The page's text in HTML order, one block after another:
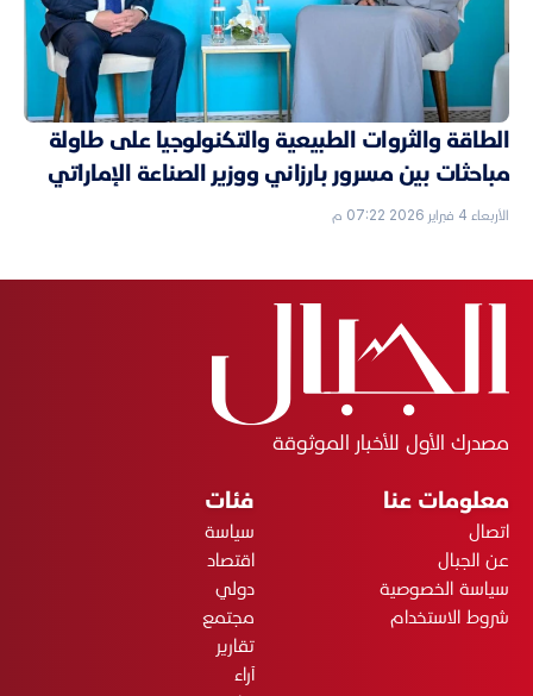
الطاقة والثروات الطبيعية والتكنولوجيا على طاولة
مباحثات بين مسرور بارزاني ووزير الصناعة الإماراتي
الأربعاء 4 فبراير 2026 07:22 م
مصدرك الأول للأخبار الموثوقة
معلومات عنا
اتصال
عن الجبال
سياسة الخصوصية
شروط الاستخدام
فئات
سياسة
اقتصاد
دولي
مجتمع
تقارير
آراء